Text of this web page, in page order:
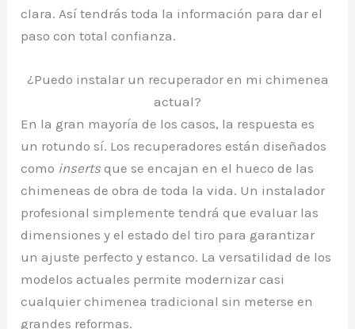
clara. Así tendrás toda la información para dar el
paso con total confianza.
¿Puedo instalar un recuperador en mi chimenea
actual?
En la gran mayoría de los casos, la respuesta es
un rotundo sí. Los recuperadores están diseñados
como inserts que se encajan en el hueco de las
chimeneas de obra de toda la vida. Un instalador
profesional simplemente tendrá que evaluar las
dimensiones y el estado del tiro para garantizar
un ajuste perfecto y estanco. La versatilidad de los
modelos actuales permite modernizar casi
cualquier chimenea tradicional sin meterse en
grandes reformas.